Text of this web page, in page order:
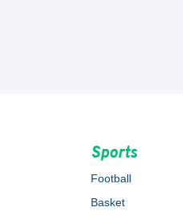
Sports
Football
Basket